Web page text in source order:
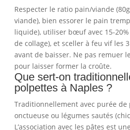
Respecter le ratio pain/viande
viande), bien essorer le pain
liquide), utiliser bœuf avec 15-
de collage), et sceller à feu vif les
avant de baisser. Ne pas remuer
pour laisser former la croûte.
Que sert-on
polpettes à Naples ?
Traditionnellement avec purée de
onctueuse ou légumes sautés
L’association avec les pâtes est